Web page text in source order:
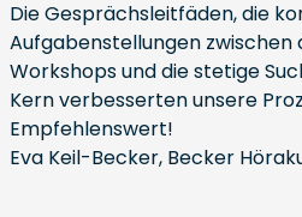
Die Gesprächsleitfäden, die
Aufgabenstellungen zwischen
Workshops und die stetige
Kern verbesserten unsere
Empfehlenswert!
Eva Keil-Becker, Becker